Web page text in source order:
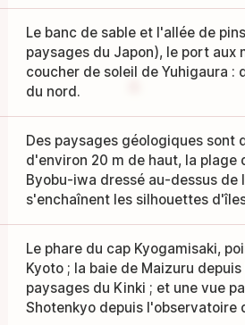
Le banc de sable et l'allée de
paysages du Japon), le port aux
coucher de soleil de Yuhigaura
du nord.
Des paysages géologiques sont
d'environ 20 m de haut, la plage
Byobu-iwa dressé au-dessus de
s'enchaînent les silhouettes
Le phare du cap Kyogamisaki,
Kyoto ; la baie de Maizuru
paysages du Kinki ; et une vue
Shotenkyo depuis l'observatoire